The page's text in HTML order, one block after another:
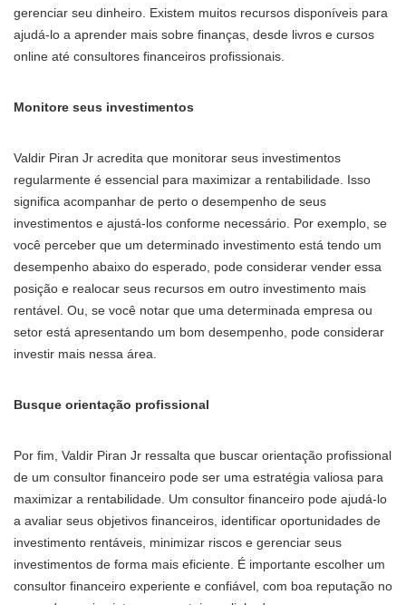
gerenciar seu dinheiro. Existem muitos recursos disponíveis para
ajudá-lo a aprender mais sobre finanças, desde livros e cursos
online até consultores financeiros profissionais.
Monitore seus investimentos
Valdir Piran Jr acredita que monitorar seus investimentos
regularmente é essencial para maximizar a rentabilidade. Isso
significa acompanhar de perto o desempenho de seus
investimentos e ajustá-los conforme necessário. Por exemplo, se
você perceber que um determinado investimento está tendo um
desempenho abaixo do esperado, pode considerar vender essa
posição e realocar seus recursos em outro investimento mais
rentável. Ou, se você notar que uma determinada empresa ou
setor está apresentando um bom desempenho, pode considerar
investir mais nessa área.
Busque orientação profissional
Por fim, Valdir Piran Jr ressalta que buscar orientação profissional
de um consultor financeiro pode ser uma estratégia valiosa para
maximizar a rentabilidade. Um consultor financeiro pode ajudá-lo
a avaliar seus objetivos financeiros, identificar oportunidades de
investimento rentáveis, minimizar riscos e gerenciar seus
investimentos de forma mais eficiente. É importante escolher um
consultor financeiro experiente e confiável, com boa reputação no